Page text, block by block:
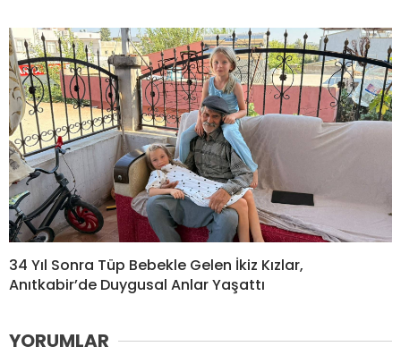
34 Yıl Sonra Tüp Bebekle Gelen İkiz Kızlar,
Anıtkabir’de Duygusal Anlar Yaşattı
YORUMLAR